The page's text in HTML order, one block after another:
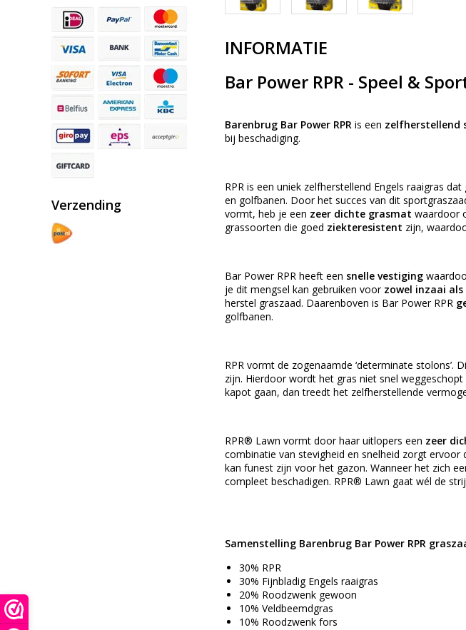
Verzending
INFORMATIE
Bar Power RPR - Speel &
Barenbrug Bar Power RPR is een zelfherstellend
bij beschadiging.
RPR is een uniek zelfherstellend Engels raaigras
en golfbanen. Door het succes van dit
vormt, heb je een zeer dichte grasmat waardoor
grassoorten die goed ziekteresistent zijn,
Bar Power RPR heeft een snelle vestiging
je dit mengsel kan gebruiken voor zowel inzaai
herstel graszaad. Daarenboven is Bar Power RPR
golfbanen.
RPR vormt de zogenaamde ‘determinate stolons’.
zijn. Hierdoor wordt het gras niet snel
kapot gaan, dan treedt het zelfherstellende
RPR® Lawn vormt door haar uitlopers een zeer
combinatie van stevigheid en snelheid zorgt ervoor
kan funest zijn voor het gazon. Wanneer het zich
compleet beschadigen. RPR® Lawn gaat wél de
Samenstelling Barenbrug Bar Power RPR
30% RPR
30% Fijnbladig Engels raaigras
20% Roodzwenk gewoon
10% Veldbeemdgras
10% Roodzwenk fors